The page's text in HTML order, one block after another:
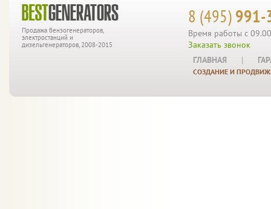
Продажа бензогенераторов,
электростанций и
дизельгенераторов, 2008-2015
8 (495)
Время работы с
Заказать звонок
ГЛАВНАЯ
|
СОЗДАНИЕ И